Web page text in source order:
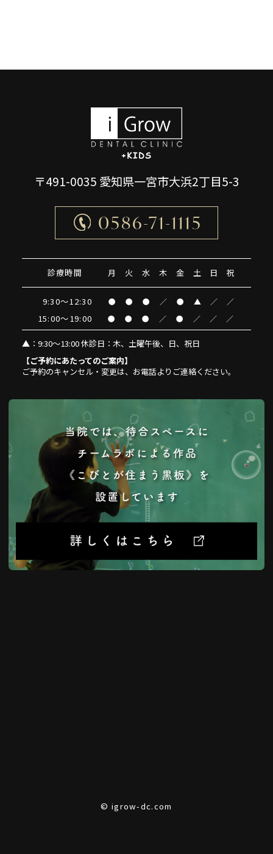
〒491-0035 愛知県一宮市大浜2丁目5-3
0586-71-1115
診療時間 月 火 水 木 金 土 日 祝
9:30～12:30 ● ● ● ／ ● ▲ ／ ／
15:00～19:00 ● ● ● ／ ● ／ ／ ／
▲：9:30～13:00 休診日：木、土曜午後、日、祝日
【ご予約にあたってのご案内】
ご予約のキャンセル・変更は、お電話よりご連絡ください。
© igrow-dc.com